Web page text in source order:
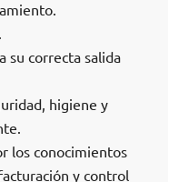
su correcta salida
higiene y
los conocimientos
y control